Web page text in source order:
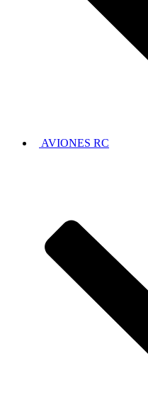
AVIONES RC